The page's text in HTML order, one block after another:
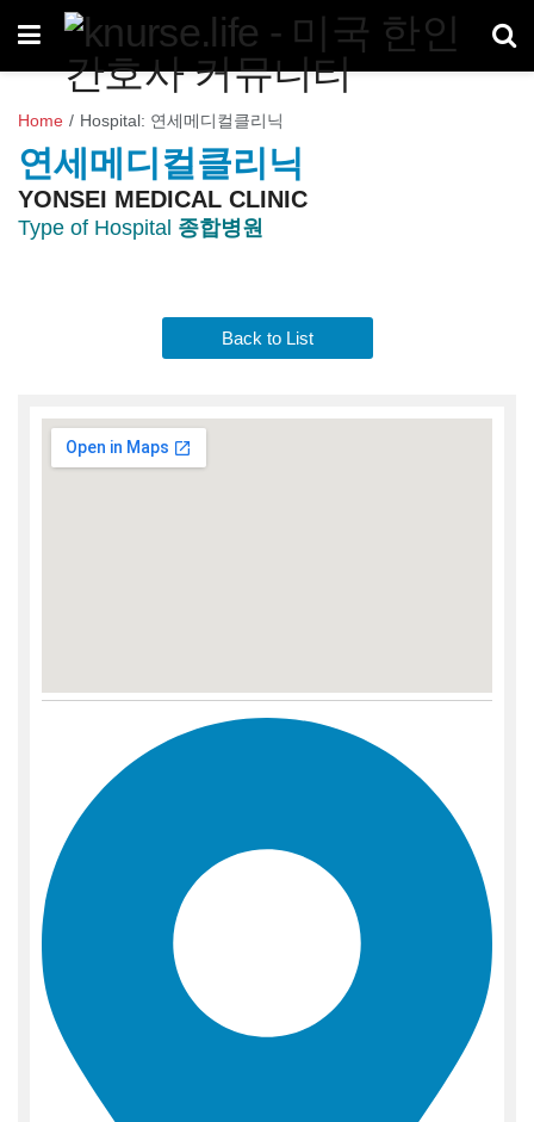
Home / Hospital: 연세메디컬클리닉
연세메디컬클리닉
YONSEI MEDICAL CLINIC
Type of Hospital 종합병원
Back to List